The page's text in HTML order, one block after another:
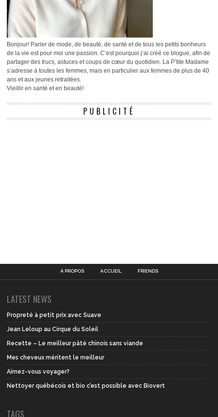
Bonjour! Parler de mode, de beauté, de santé et de tous les petits bonheurs
de la vie est pour moi une passion. C’est pourquoi j’ai créé ce blogue, afin de
partager des trucs, astuces et coups de cœur du quotidien. La P’tite Madame
s’adresse à toutes les femmes, mais en particulier aux femmes de plus de 40
ans et aux jeunes retraitées.
Vieillir en santé et en beauté!
PUBLICITÉ
À PROPOS ACCUEIL FRIENDS
LATEST NEWS
Propreté à petit prix avec Suave
Jean Leloup au Cirque du Soleil
Recette – Le meilleur pâté chinois sans viande
Mes cheveux méritent le meilleur
Aimez-vous voyager?
Nettoyer québécois et bio c’est possible avec Biovert
TAGS